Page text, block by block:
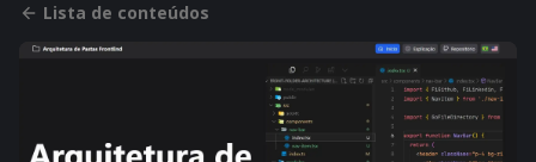
Lista de conteúdos